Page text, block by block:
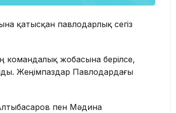
қатысқан павлодарлық сегіз
командалық жобасына берілсе,
Жеңімпаздар Павлодардағы
пен Мәдина